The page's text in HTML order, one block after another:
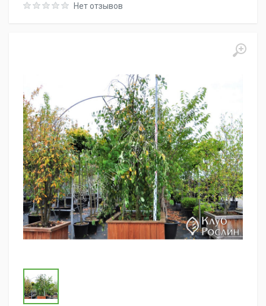
Rating: 0 out of 5Нет отзывов